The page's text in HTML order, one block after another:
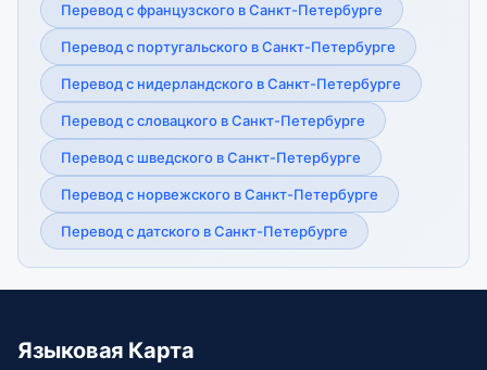
Перевод с французского в Санкт-Петербурге
Перевод с португальского в Санкт-Петербурге
Перевод с нидерландского в Санкт-Петербурге
Перевод с словацкого в Санкт-Петербурге
Перевод с шведского в Санкт-Петербурге
Перевод с норвежского в Санкт-Петербурге
Перевод с датского в Санкт-Петербурге
Языковая Карта